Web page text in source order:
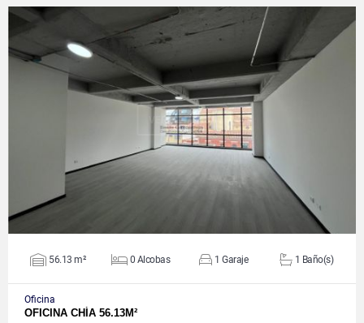
VER DETALLES
56.13 m² 0 Alcobas 1 Garaje 1 Baño(s)
Oficina
OFICINA CHÍA 56.13M²